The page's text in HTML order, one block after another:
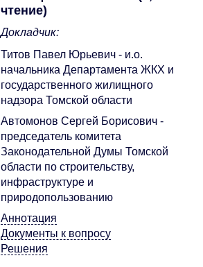
чтение)
Докладчик:
Титов Павел Юрьевич - и.о.
начальника Департамента ЖКХ и
государственного жилищного
надзора Томской области
Автомонов Сергей Борисович -
председатель комитета
Законодательной Думы Томской
области по строительству,
инфраструктуре и
природопользованию
Аннотация
Документы к вопросу
Решения